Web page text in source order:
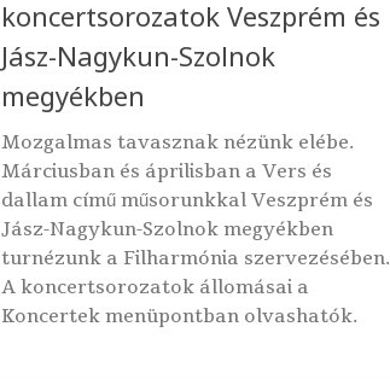
koncertsorozatok Veszprém és
Jász-Nagykun-Szolnok
megyékben
Mozgalmas tavasznak nézünk elébe.
Márciusban és áprilisban a Vers és
dallam című műsorunkkal Veszprém és
Jász-Nagykun-Szolnok megyékben
turnézunk a Filharmónia szervezésében.
A koncertsorozatok állomásai a
Koncertek menüpontban olvashatók.